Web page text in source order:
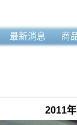
最新消息 商
2011